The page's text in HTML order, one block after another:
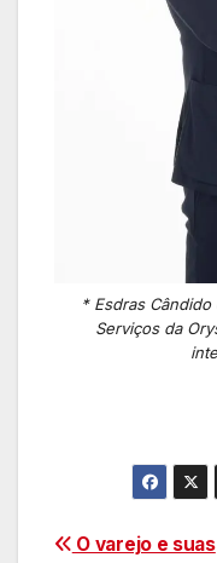
* Esdras
Serviços da
O varejo e suas